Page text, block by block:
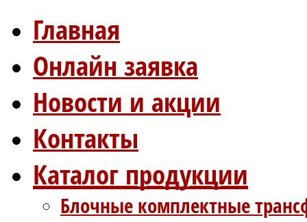
Главная
Онлайн заявка
Новости и акции
Контакты
Каталог продукции
Блочные комплектные